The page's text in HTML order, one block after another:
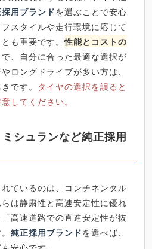
用ブランドを選ぶことで安心
スタイルや走行環境に応じて
も重要です。性能とコストの
、自分に合った最適な選択が
ロングドライブが多い方は、
です。 タイヤの選択を誤ると
してください。
シュランなど純正採用
ているのは、コンチネンタル
は静粛性と高速安定性に優れ
高速道路での直進安定性が抜
純正採用ブランドを選べば、